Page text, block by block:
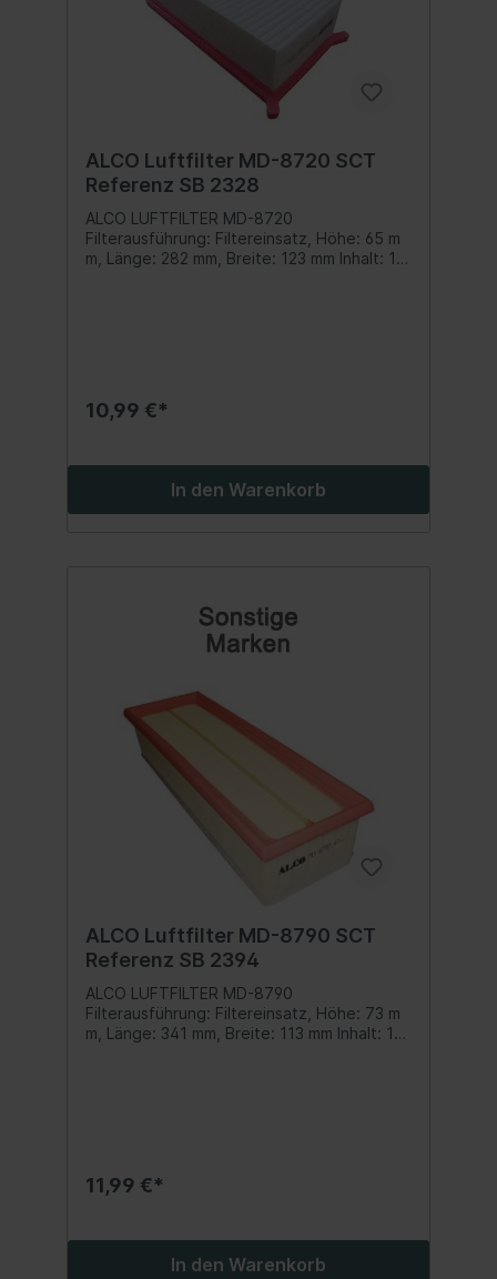
ALCO Luftfilter MD-8720 SCT
Referenz SB 2328
ALCO LUFTFILTER MD-8720
Filterausführung: Filtereinsatz, Höhe: 65 m
m, Länge: 282 mm, Breite: 123 mm Inhalt: 1
10,99 €*
In den Warenkorb
ALCO Luftfilter MD-8790 SCT
Referenz SB 2394
ALCO LUFTFILTER MD-8790
Filterausführung: Filtereinsatz, Höhe: 73 m
m, Länge: 341 mm, Breite: 113 mm Inhalt: 1
11,99 €*
In den Warenkorb